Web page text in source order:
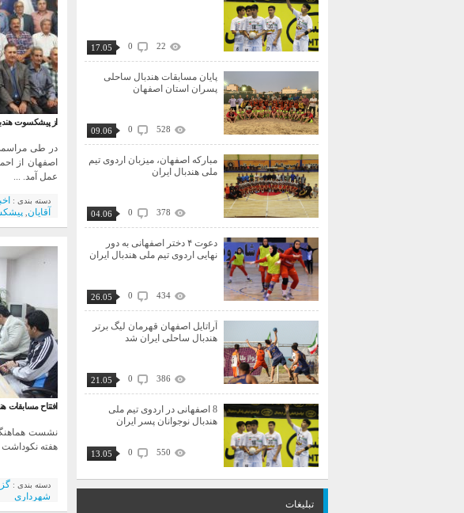
17.05 22
0
پایان مسابقات هندبال ساحلی
پسران استان اصفهان
09.06 528
0
مبارکه اصفهان، میزبان اردوی تیم
ملی هندبال ایران
04.06 378
0
دعوت ۴ دختر اصفهانی به دور
نهایی اردوی تیم ملی هندبال ایران
26.05 434
0
آراتایل اصفهان قهرمان لیگ برتر
هندبال ساحلی ایران شد
21.05 386
0
8 اصفهانی در اردوی تیم ملی
هندبال نوجوانان پسر ایران
13.05 550
0
تبلیغات
از پیشکسوت
در طی
اصفهان از
عمل آمد. ...
دسته بندی :
آقایان
افتتاح مسابقات
نشست
هفته نکوداشت
دسته بندی :
شهرداری